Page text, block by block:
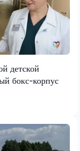
детской
бокс-корпус